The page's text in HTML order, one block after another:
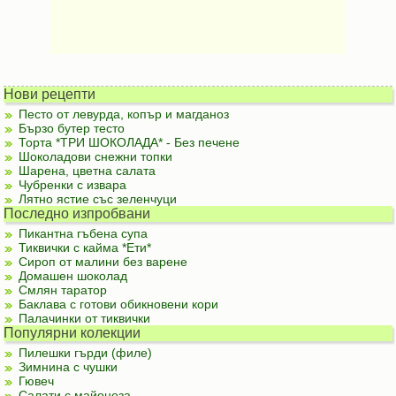
Нови рецепти
Песто от левурда, копър и магданоз
Бързо бутер тесто
Торта *ТРИ ШОКОЛАДА* - Без печене
Шоколадови снежни топки
Шарена, цветна салата
Чубренки с извара
Лятно ястие със зеленчуци
Последно изпробвани
Пикантна гъбена супа
Тиквички с кайма *Ети*
Сироп от малини без варене
Домашен шоколад
Смлян таратор
Баклава с готови обикновени кори
Палачинки от тиквички
Популярни колекции
Пилешки гърди (филе)
Зимнина с чушки
Гювеч